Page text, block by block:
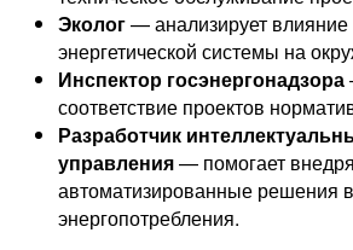
Эколог— анализирует влияние
энергетической системы на
Инспектор госэнергонадзора
соответствие проектов
Разработчик
управления— помогает
автоматизированные решения
энергопотребления.